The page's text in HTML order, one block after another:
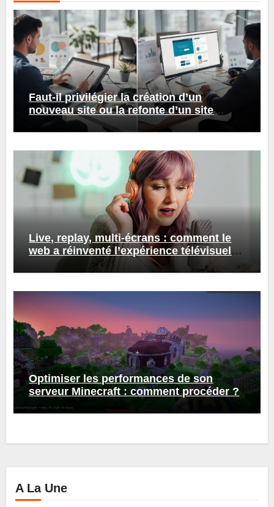
Faut-il privilégier la création d’un
nouveau site ou la refonte d’un site
existant ?
Live, replay, multi-écrans : comment le
web a réinventé l’expérience télévisuelle
Optimiser les performances de son
serveur Minecraft : comment procéder ?
A La Une